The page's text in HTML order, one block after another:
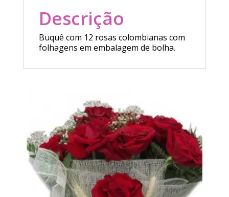
Descrição
Buquê com 12 rosas colombianas com
folhagens em embalagem de bolha.